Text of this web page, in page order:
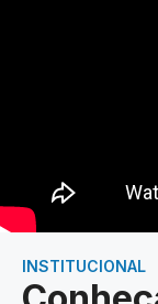
INSTITUCIONAL